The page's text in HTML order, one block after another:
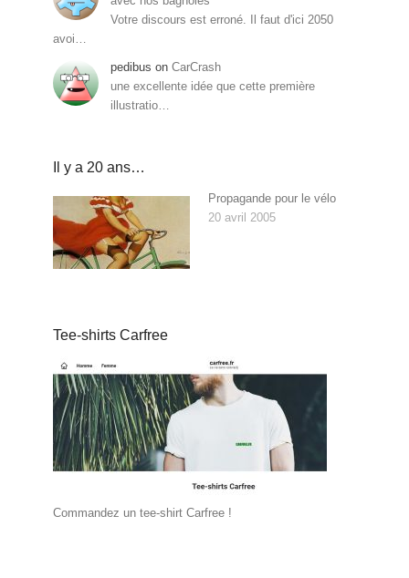
Votre discours est erroné. Il faut d'ici 2050
avoi…
pedibus on CarCrash
une excellente idée que cette première
illustratio…
Il y a 20 ans…
Propagande pour le vélo
20 avril 2005
Tee-shirts Carfree
Commandez un tee-shirt Carfree !